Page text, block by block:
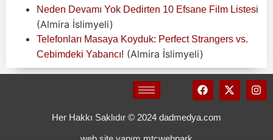
Neden Devamı Yok Dedirten 10 Efsane Film Listesi
(Almira İslimyeli)
Telefonları Masaya Koyduk: Perfect Strangers vs.
Cebimdeki Yabancı! (Almira İslimyeli)
Her Hakkı Saklıdır © 2024 dadmedya.com